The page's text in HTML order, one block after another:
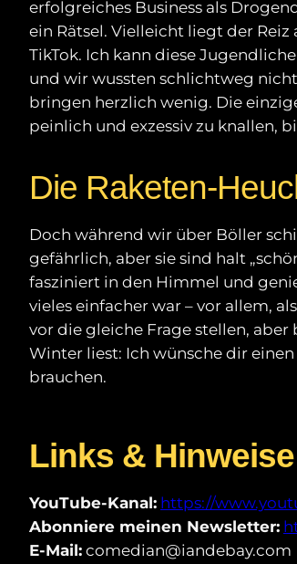
erfolgreiches Business als
ein Rätsel. Vielleicht liegt der
TikTok. Ich kann diese
und wir wussten schlichtweg
bringen herzlich wenig. Die
peinlich und exzessiv zu knallen,
Die Raketen-
Doch während wir über Böller
gefährlich, aber sie sind halt
fasziniert in den Himmel und
vieles einfacher war – vor allem,
vor die gleiche Frage stellen,
Winter liest: Ich wünsche dir
brauchen.
Links & Hinweise
YouTube-Kanal: https://
Abonniere meinen Newsletter:
E-Mail: comedian@iandebay.com